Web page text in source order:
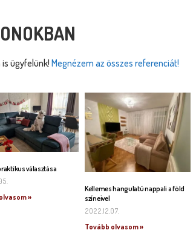
ügyfelünk! Megnézem az összes referenciát!
választása
»
Kellemes hangulatú nappali a föld
színeivel
2022.12.07.
Tovább olvasom »